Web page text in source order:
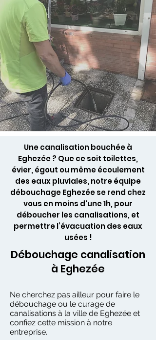
Une canalisation bouchée à
Eghezée ? Que ce soit toilettes,
évier, égout ou même écoulement
des eaux pluviales, notre équipe
débouchage Eghezée se rend chez
vous en moins d'une 1h, pour
déboucher les canalisations, et
permettre l’évacuation des eaux
usées !
Débouchage canalisation
à Eghezée
Ne cherchez pas ailleur pour faire le
débouchage ou le curage de
canalisations à la ville de Eghezée et
confiez cette mission à notre
entreprise.